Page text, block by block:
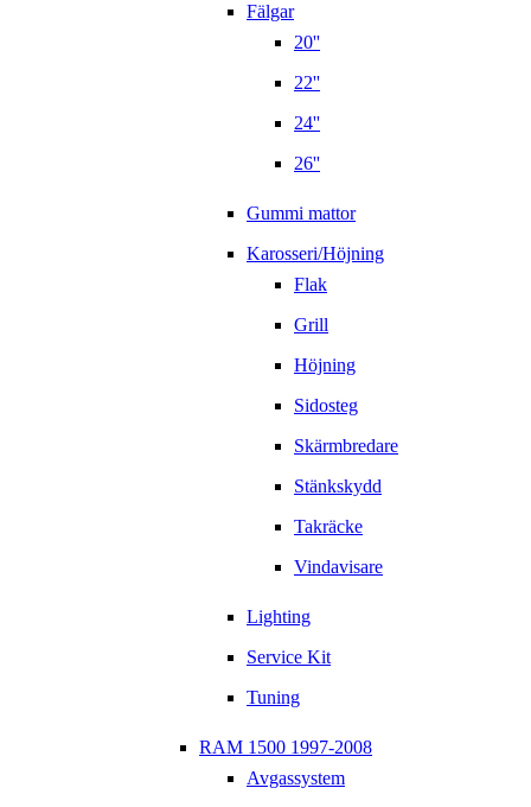
Fälgar
20''
22''
24''
26''
Gummi mattor
Karosseri/Höjning
Flak
Grill
Höjning
Sidosteg
Skärmbredare
Stänkskydd
Takräcke
Vindavisare
Lighting
Service Kit
Tuning
RAM 1500 1997-2008
Avgassystem